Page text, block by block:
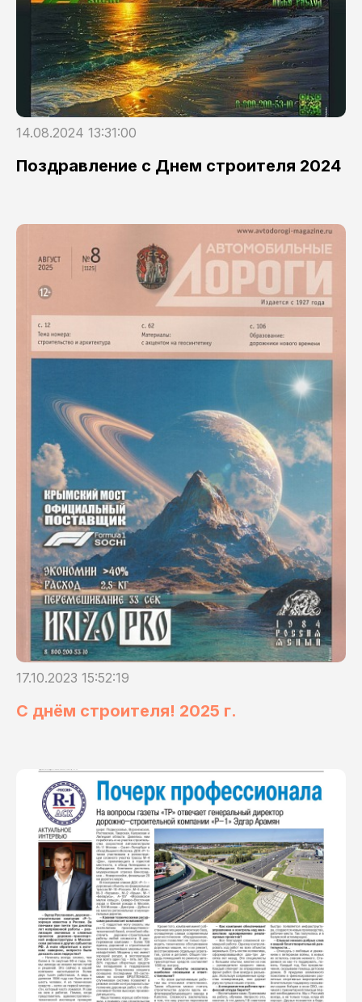
14.08.2024 13:31:00
Поздравление с Днем строителя 2024
17.10.2023 15:52:19
С днём строителя! 2025 г.